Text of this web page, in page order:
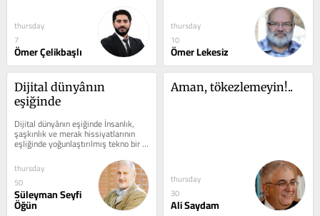
thursday
7
Ömer Çelikbaşlı
thursday
10
Ömer Lekesiz
Dijital dünyânın
eşiğinde
Dijital dünyânın eşiğinde İnsanlık,
şaşkınlık ve merak hissiyatlarının
eşliğinde yoğunlaştırılmış tekno bir
dünyâya doğru yol...
thursday
50
Süleyman Seyfi
Öğün
Aman, tökezlemeyin!..
thursday
30
Ali Saydam